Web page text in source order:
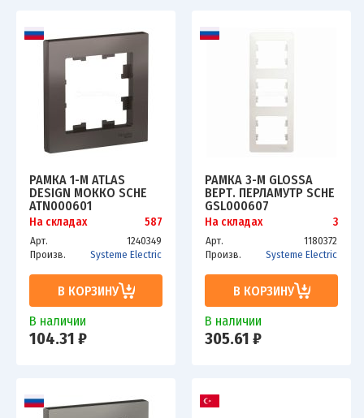
РАМКА 1-М ATLAS
DESIGN МОККО SCHE
ATN000601
На складах 587
Арт.
1240349
Произв.
Systeme Electric
В КОРЗИНУ
В наличии
104.31 ₽
РАМКА 3-М GLOSSA
ВЕРТ. ПЕРЛАМУТР SCHE
GSL000607
На складах 3
Арт.
1180372
Произв.
Systeme Electric
В КОРЗИНУ
В наличии
305.61 ₽